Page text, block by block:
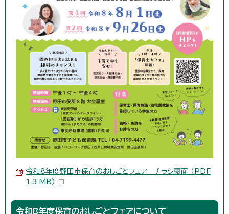
令和8年度野田市保育のおしごとフェア チラシ裏面 （PDF
1.3 MB）
令和8年度保育のおしごとフェアについて